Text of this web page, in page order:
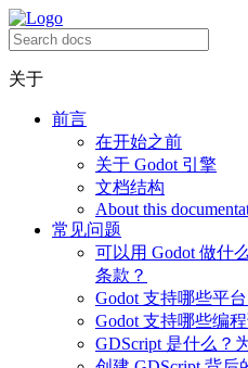
关于
前言
在开始之前
关于 Godot 引擎
文档结构
About this
常见问题
可以用 Godot 做什
条款？
Godot 支持哪些平台
Godot 支持哪些编
GDScript 是什么？